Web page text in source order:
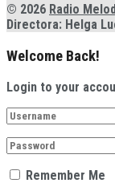
© 2026 Radio
Directora: Helga
Welcome Back!
Login to your
Remember Me